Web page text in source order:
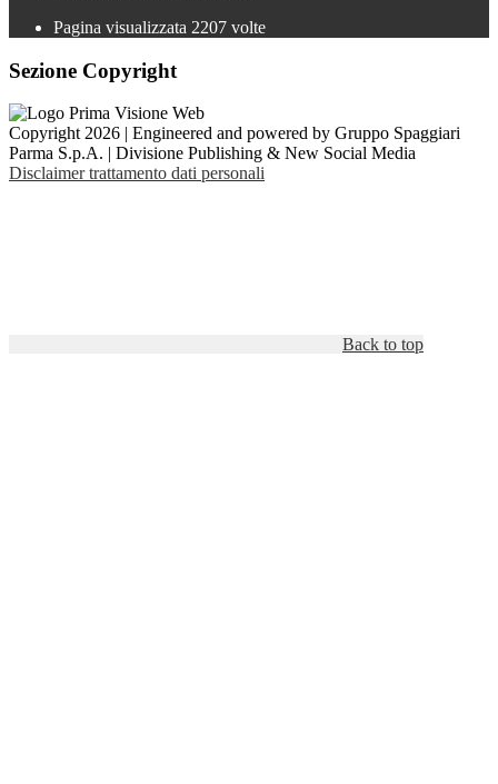
Pagina visualizzata 2207 volte
Sezione Copyright
Copyright 2026 | Engineered and powered by Gruppo Spaggiari
Parma S.p.A. | Divisione Publishing & New Social Media
Disclaimer trattamento dati personali
Back to top